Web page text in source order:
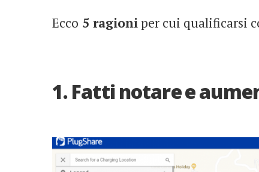
Ecco 5 ragioniper cui qualificarsi
1. Fatti notare e